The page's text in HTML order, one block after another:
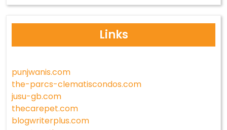
Links
punjwanis.com
the-parcs-clematiscondos.com
jusu-gb.com
thecarepet.com
blogwriterplus.com